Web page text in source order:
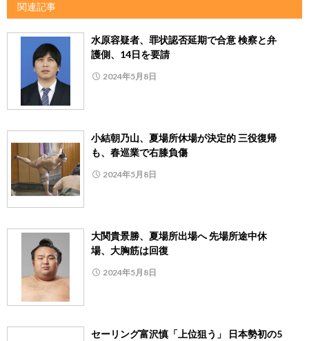
関連記事
水原容疑者、罪状認否延期で合意 検察と弁
護側、14日を要請
2024年5月8日
小結朝乃山、夏場所休場が決定的 三役復帰
も、春巡業で右膝負傷
2024年5月8日
大関貴景勝、夏場所出場へ 先場所途中休
場、大胸筋は回復
2024年5月8日
セーリング富沢慎「上位狙う」 日本勢初の5